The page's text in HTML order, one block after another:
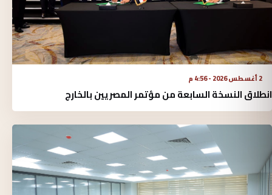
2 أغسطس 2026 - 4:56 م
انطلاق النسخة السابعة من مؤتمر المصريين بالخارج